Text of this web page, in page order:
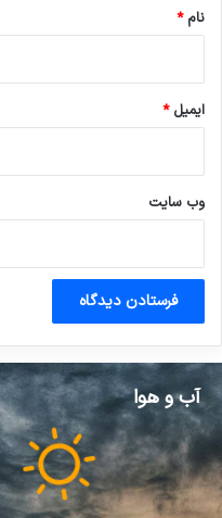
نام*
ایمیل*
وب‌ سایت
آب و هوا